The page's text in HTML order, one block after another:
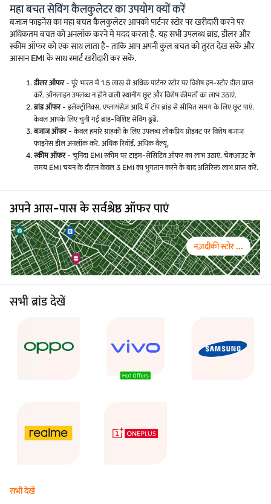
महा बचत सेविंग कैलकुलेटर का उपयोग क्यों करें
बजाज फाइनेंस का महा बचत कैलकुलेटर आपको पार्टनर स्टोर पर खरीदारी करने पर
अधिकतम बचत को अनलॉक करने में मदद करता है. यह सभी उपलब्ध ब्रांड, डीलर और
स्कीम ऑफर को एक साथ लाता है- ताकि आप अपनी कुल बचत को तुरंत देख सकें और
आसान EMI के साथ स्मार्ट खरीदारी कर सकें.
डीलर ऑफर- पूरे भारत में 1.5 लाख से अधिक पार्टनर स्टोर पर विशेष इन-स्टोर डील प्राप्त
करें. ऑनलाइन उपलब्ध न होने वाली स्थानीय छूट और विशेष कीमतों का लाभ उठाएं.
ब्रांड ऑफर- इलेक्ट्रॉनिक्स, एप्लायंसेज़ आदि में टॉप ब्रांड से सीमित समय के लिए छूट पाएं.
केवल आपके लिए चुनी गई ब्रांड-विशिष्ट सेविंग ढूंढें.
बजाज ऑफर- केवल हमारे ग्राहकों के लिए उपलब्ध लोकप्रिय प्रोडक्ट पर विशेष बजाज
फाइनेंस डील अनलॉक करें. अधिक रिवॉर्ड, अधिक वैल्यू.
स्कीम ऑफर- चुनिंदा EMI स्कीम पर टाइम-सेंसिटिव ऑफर का लाभ उठाएं. चेकआउट के
समय EMI चयन के दौरान केवल 3 EMI का भुगतान करने के बाद अतिरिक्त लाभ प्राप्त करें.
अपने आस-पास के सर्वश्रेष्ठ ऑफर पाएं
नज़दीकी स्टोर ...
सभी ब्रांड देखें
सभी देखें